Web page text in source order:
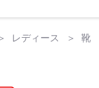
レディース 靴